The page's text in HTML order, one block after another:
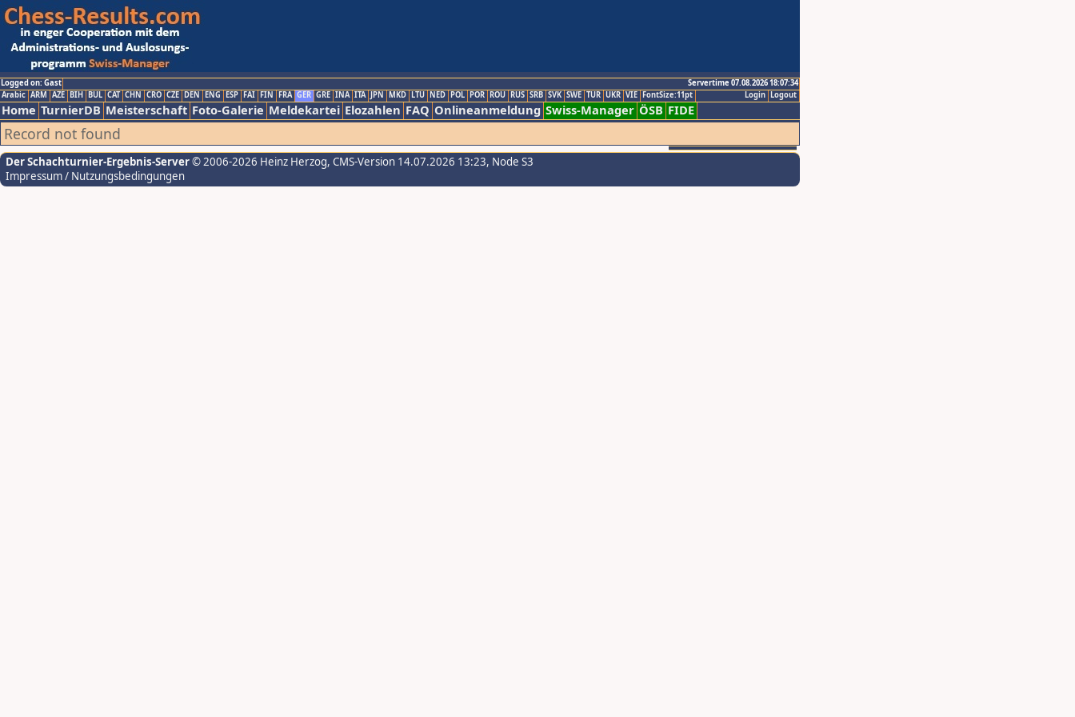
Logged on: Gast
Servertime 07.08.2026 18:07:34
Logout
Login
Arabic ARM AZE BIH BUL CAT CHN CRO CZE DEN ENG ESP FAI FIN FRA GER GRE INA ITA JPN MKD LTU NED POL POR ROU RUS SRB SVK SWE TUR UKR VIE FontSize:11pt
Home TurnierDB Meisterschaft Foto-Galerie Meldekartei Elozahlen FAQ Onlineanmeldung Swiss-Manager ÖSB FIDE
Record not found
Der Schachturnier-Ergebnis-Server© 2006-2026 Heinz Herzog, CMS-Version 14.07.2026 13:23, Node S3
Impressum / Nutzungsbedingungen